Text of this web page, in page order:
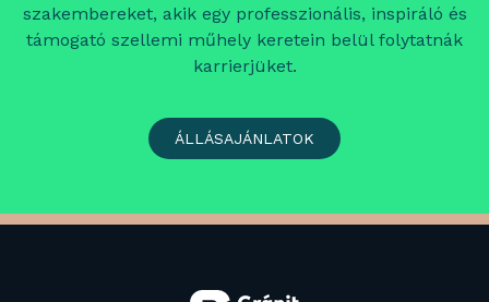
szakembereket, akik egy professzionális, inspiráló és
támogató szellemi műhely keretein belül folytatnák
karrierjüket.
ÁLLÁSAJÁNLATOK